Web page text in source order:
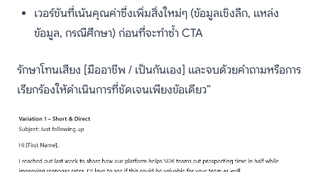
เวอร์ชันที่เน้นคุณค่าซึ่งเพิ่มสิ่งใหม่ๆ (ข้อมูลเชิงลึก, แหล่ง
ข้อมูล, กรณีศึกษา) ก่อนที่จะทำซ้ำ CTA
รักษาโทนเสียง [มืออาชีพ / เป็นกันเอง] และจบด้วยคำถามหรือการ
เรียกร้องให้ดำเนินการที่ชัดเจนเพียงข้อเดียว”